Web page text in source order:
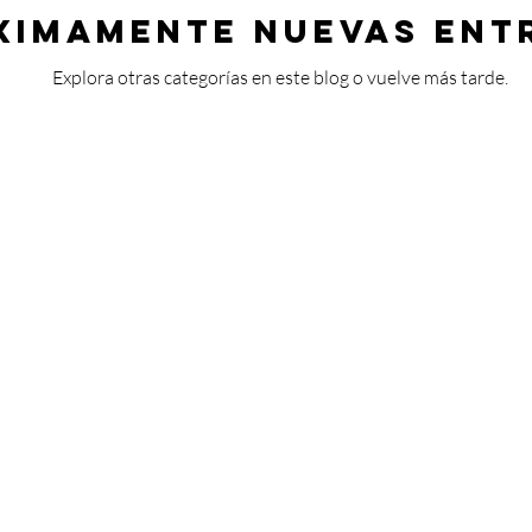
nuevas
Explora otras categorías en este blog o vuelve más tarde.